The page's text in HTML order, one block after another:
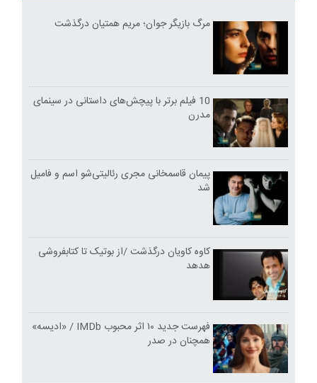
مرگ بازیگر جوان؛ مریم همتیان درگذشت
10 فیلم برتر با پیچش‌های داستانی در سینمای
مدرن
پیمان قاسمخانی مجری رئالیتی‌شو اسم و فامیل
شد
کاوه کاویان درگذشت /از بوتیک تا کتابفروشی
هدهد
فهرست جدید ۱۰ اثر محبوب IMDb / «ادیسه»
همچنان در صدر